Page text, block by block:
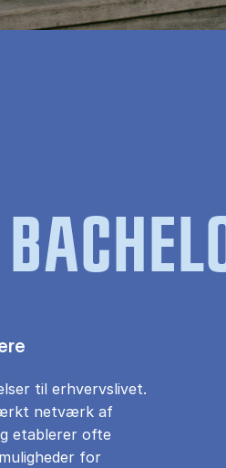
til erhvervslivet.
netværk af
etablerer ofte
for